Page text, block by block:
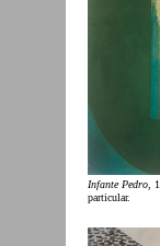
Infante Pedro,
particular.